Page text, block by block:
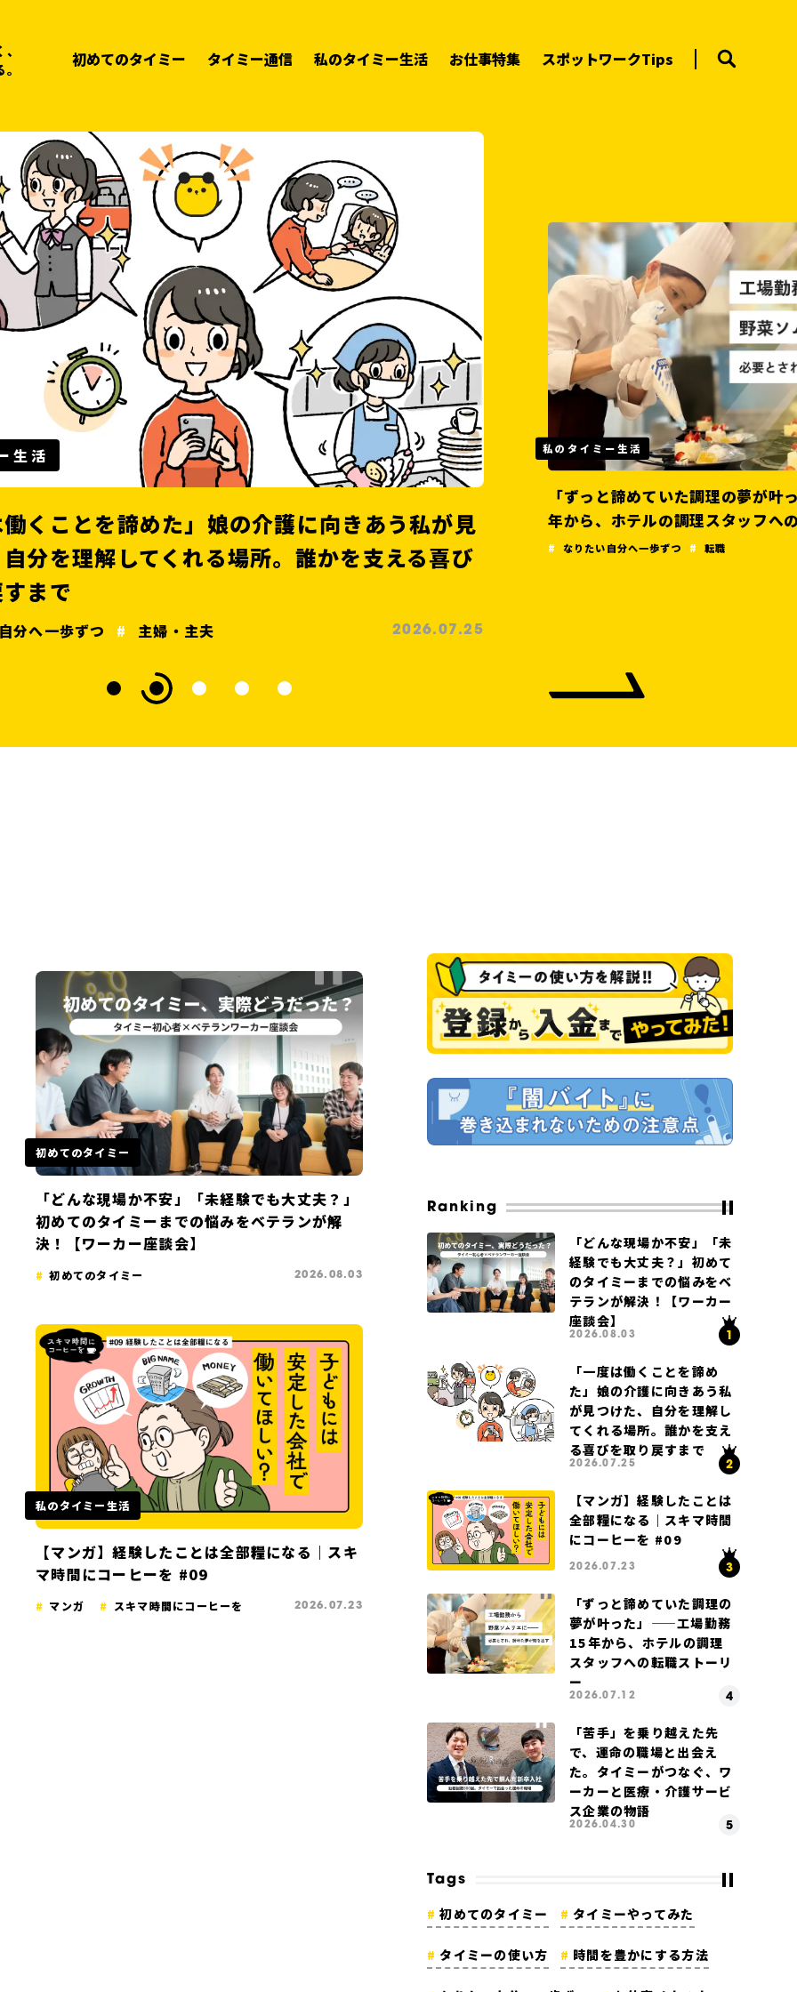
初めてのタイミー タイミー通信 私のタイミー生活 お仕事特集 スポットワークTips
び
私のタイミー生活
「ずっと諦めていた調理の夢が叶った」——工場勤務15
なりたい自分へ一歩ずつ
私のタイミ
「苦手
イミー
初めてのタイミー
「どんな現場か不安」「未経験でも大丈夫？」
初めてのタイミーまでの悩みをベテランが解
決！【ワーカー座談会】
初めてのタイミー 2026.08.03
私のタイミー生活
【マンガ】経験したことは全部糧になる｜スキ
マ時間にコーヒーを #09
マンガ スキマ時間にコーヒーを 2026.07.23
Ranking
「どんな現場か不安」「未
経験でも大丈夫？」初めて
のタイミーまでの悩みをベ
テランが解決！【ワーカー
座談会】
2026.08.03
「一度は働くことを諦め
た」娘の介護に向きあう私
が見つけた、自分を理解し
てくれる場所。誰かを支え
る喜びを取り戻すまで
2026.07.25
【マンガ】経験したことは
全部糧になる｜スキマ時間
にコーヒーを #09
2026.07.23
「ずっと諦めていた調理の
夢が叶った」——工場勤務
15年から、ホテルの調理
スタッフへの転職ストーリ
ー
2026.07.12
「苦手」を乗り越えた先
で、運命の職場と出会え
た。タイミーがつなぐ、ワ
ーカーと医療・介護サービ
ス企業の物語
2026.04.30
Tags
初めてのタイミー タイミーやってみた
タイミーの使い方 時間を豊かにする方法